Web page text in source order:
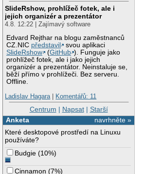
SlideRshow, prohlížeč fotek, ale i
jejich organizér a prezentátor
4.8. 12:22 | Zajímavý software
Edvard Rejthar na blogu zaměstnanců
CZ.NIC představil
svou aplikaci
SlideRshow
(GitHub ). Funguje jako
prohlížeč fotek, ale i jako jejich
organizér a prezentátor. Neinstaluje se,
běží přímo v prohlížeči. Bez serveru.
Offline.
Ladislav Hagara| Komentářů: 11
Centrum | Napsat| Starší
navrhněte »
Anketa
Které desktopové prostředí na Linuxu
používáte?
Budgie (10%)
Cinnamon (7%)